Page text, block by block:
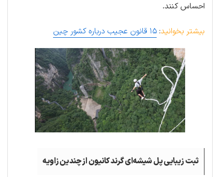
احساس کنند.
بیشتر بخوانید: ۱۵ قانون عجیب درباره کشور چین
ثبت زیبایی پل شیشه‌ای گرند کانیون از چندین زاویه